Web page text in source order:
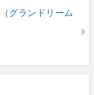
グランドリーム